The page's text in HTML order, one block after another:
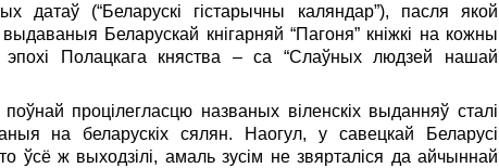
датаў (“Беларускі гістарычны каляндар”), пасля якой
Беларускай кнігарняй “Пагоня” кніжкі на кожны
эпохі Полацкага княства – са “Слаўных людзей нашай
процілегласцю названых віленскіх выданняў сталі
на беларускіх сялян. Наогул, у савецкай Беларусі
ж выходзілі, амаль зусім не звярталіся да айчыннай